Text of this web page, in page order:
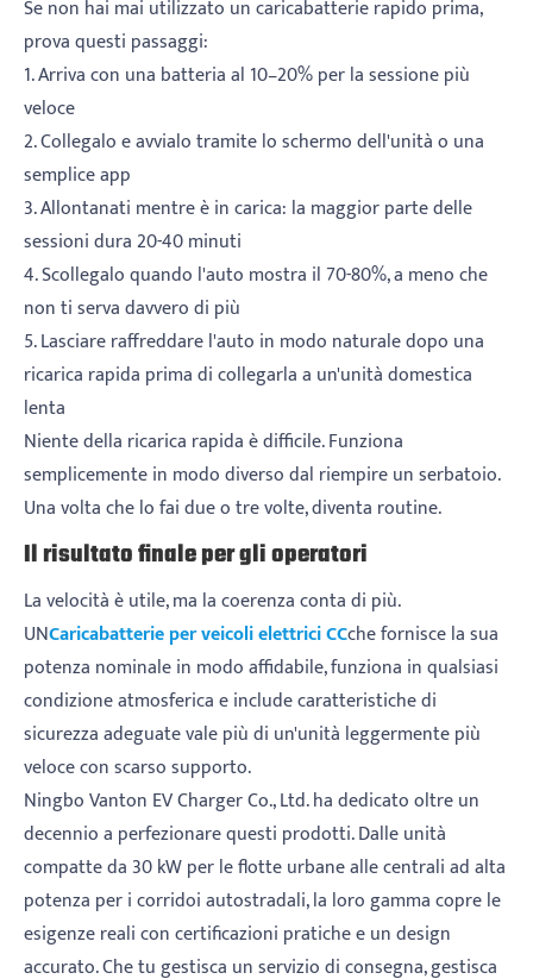
Se non hai mai utilizzato un caricabatterie rapido prima,
prova questi passaggi:
1. Arriva con una batteria al 10–20% per la sessione più
veloce
2. Collegalo e avvialo tramite lo schermo dell'unità o una
semplice app
3. Allontanati mentre è in carica: la maggior parte delle
sessioni dura 20-40 minuti
4. Scollegalo quando l'auto mostra il 70-80%, a meno che
non ti serva davvero di più
5. Lasciare raffreddare l'auto in modo naturale dopo una
ricarica rapida prima di collegarla a un'unità domestica
lenta
Niente della ricarica rapida è difficile. Funziona
semplicemente in modo diverso dal riempire un serbatoio.
Una volta che lo fai due o tre volte, diventa routine.
Il risultato finale per gli operatori
La velocità è utile, ma la coerenza conta di più.
UNCaricabatterie per veicoli elettrici CCche fornisce la sua
potenza nominale in modo affidabile, funziona in qualsiasi
condizione atmosferica e include caratteristiche di
sicurezza adeguate vale più di un'unità leggermente più
veloce con scarso supporto.
Ningbo Vanton EV Charger Co., Ltd. ha dedicato oltre un
decennio a perfezionare questi prodotti. Dalle unità
compatte da 30 kW per le flotte urbane alle centrali ad alta
potenza per i corridoi autostradali, la loro gamma copre le
esigenze reali con certificazioni pratiche e un design
accurato. Che tu gestisca un servizio di consegna, gestisca